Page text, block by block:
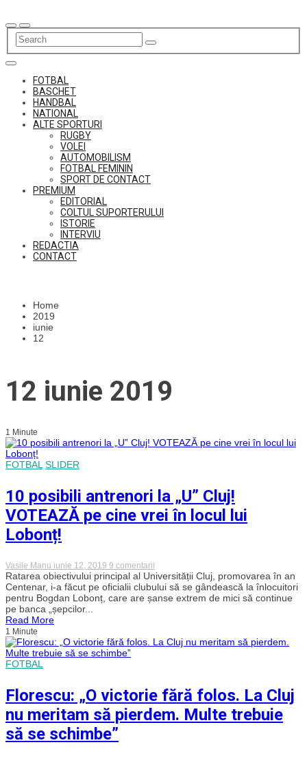
to
content
FOTBAL
BASCHET
HANDBAL
NATIONAL
ALTE SPORTURI
RUGBY
VOLEI
AUTOMOBILISM
FOTBAL FEMININ
SPORT DE CONTACT
PREMIUM
EDITORIAL
COLTUL SUPORTERULUI
ISTORIE
INTERVIU
REDACTIA
CONTACT
Home
2019
iunie
12
12 iunie 2019
1 Minute
FOTBAL SLIDER
10 posibili antrenori la „U” Cluj!
VOTEAZĂ pe cine vrei în locul lui
Lobonț!
Vasile Manu iunie 12, 2019 9 comentarii
10
posibili
antrenori
la
pe
Lobonț!
Ratarea obiectivului principal al Universității Cluj, promovarea în an
Centenar, i-a făcut pe oficialii clubului să se gândească la înlocuitori
pentru Bogdan Lobonț, care are șanse extrem de mici să continue
pe banca „șepcilor...
Read More
1 Minute
FOTBAL
Florescu: „O victorie fără folos. La Cluj
nu meritam să pierdem. Multe trebuie
să se schimbe”